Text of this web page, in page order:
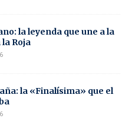
la leyenda que une a la
Roja
la «Finalísima» que el